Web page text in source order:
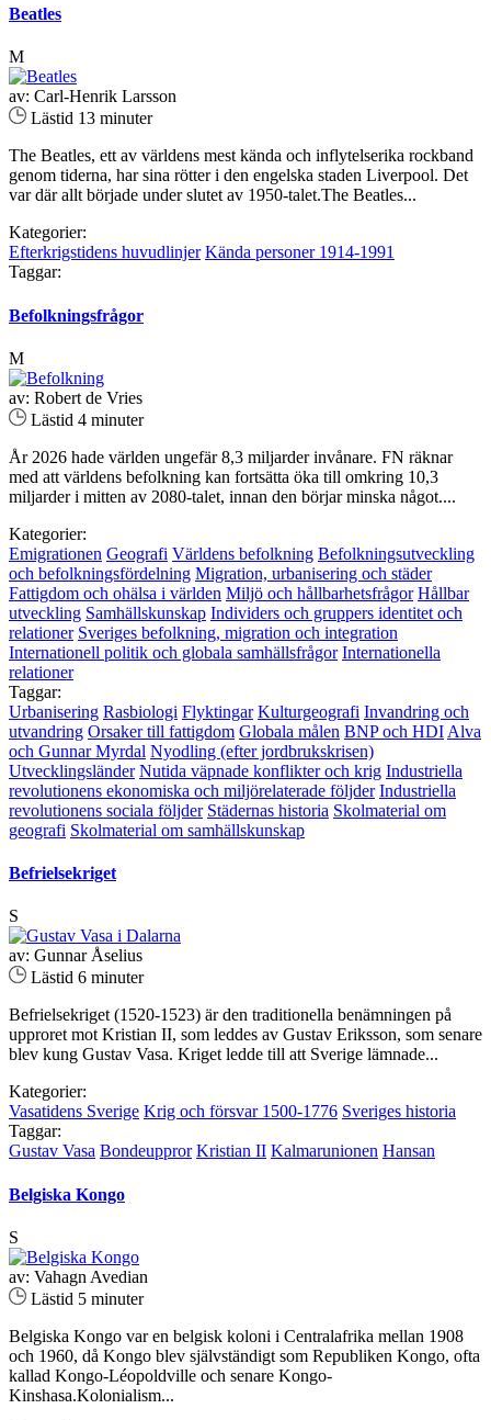
Beatles
M
av: Carl-Henrik Larsson
Lästid 13 minuter
The Beatles, ett av världens mest kända och inflytelserika rockband
genom tiderna, har sina rötter i den engelska staden Liverpool. Det
var där allt började under slutet av 1950-talet.The Beatles...
Kategorier:
Efterkrigstidens huvudlinjer Kända personer 1914-1991
Taggar:
Befolkningsfrågor
M
av: Robert de Vries
Lästid 4 minuter
År 2026 hade världen ungefär 8,3 miljarder invånare. FN räknar
med att världens befolkning kan fortsätta öka till omkring 10,3
miljarder i mitten av 2080-talet, innan den börjar minska något....
Kategorier:
Emigrationen Geografi Världens befolkning Befolkningsutveckling
och befolkningsfördelning Migration, urbanisering och städer
Fattigdom och ohälsa i världen Miljö och hållbarhetsfrågor Hållbar
utveckling Samhällskunskap Individers och gruppers identitet och
relationer Sveriges befolkning, migration och integration
Internationell politik och globala samhällsfrågor Internationella
relationer
Taggar:
Urbanisering Rasbiologi Flyktingar Kulturgeografi Invandring och
utvandring Orsaker till fattigdom Globala målen BNP och HDI Alva
och Gunnar Myrdal Nyodling (efter jordbrukskrisen)
Utvecklingsländer Nutida väpnade konflikter och krig Industriella
revolutionens ekonomiska och miljörelaterade följder Industriella
revolutionens sociala följder Städernas historia Skolmaterial om
geografi Skolmaterial om samhällskunskap
Befrielsekriget
S
av: Gunnar Åselius
Lästid 6 minuter
Befrielsekriget (1520-1523) är den traditionella benämningen på
upproret mot Kristian II, som leddes av Gustav Eriksson, som senare
blev kung Gustav Vasa. Kriget ledde till att Sverige lämnade...
Kategorier:
Vasatidens Sverige Krig och försvar 1500-1776 Sveriges historia
Taggar:
Gustav Vasa Bondeuppror Kristian II Kalmarunionen Hansan
Belgiska Kongo
S
av: Vahagn Avedian
Lästid 5 minuter
Belgiska Kongo var en belgisk koloni i Centralafrika mellan 1908
och 1960, då Kongo blev självständigt som Republiken Kongo, ofta
kallad Kongo-Léopoldville och senare Kongo-
Kinshasa.Kolonialism...